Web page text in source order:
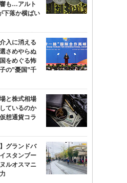
も…アルト
下落か横ばい
入に消える
さめやらぬ
をめぐる怖
の”憂国”千
と株式相場
ているのか
想通貨コラ
グランドバ
スタンブー
ルオスマニ